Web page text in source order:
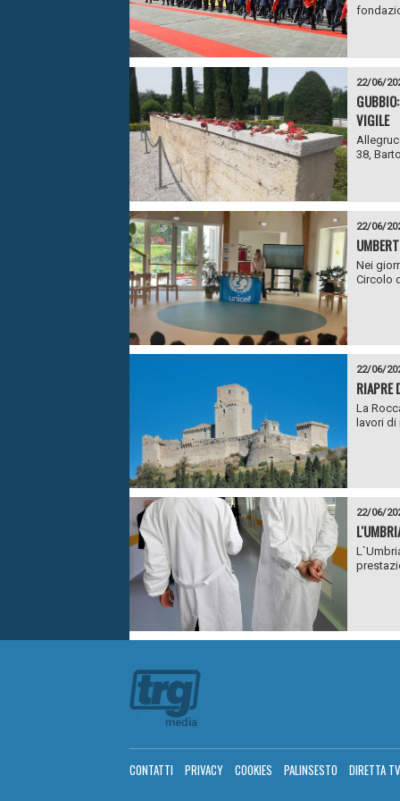
22/06/
VIGILE
38,
22/06/
Nei
Circolo
22/06/
RIAPRE
La
lavori
22/06/
CONTATTI PRIVACY COOKIES PALINSESTO DIRETTA TV